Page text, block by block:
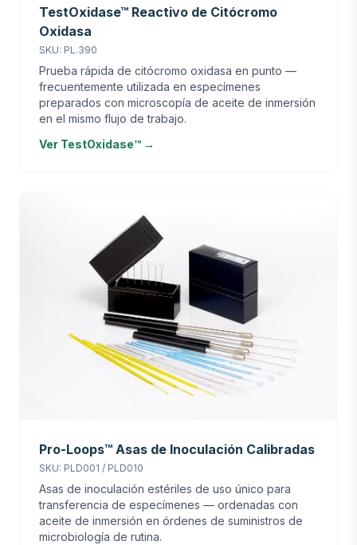
TestOxidase™ Reactivo de Citócromo
Oxidasa
SKU: PL.390
Prueba rápida de citócromo oxidasa en punto —
frecuentemente utilizada en especímenes
preparados con microscopía de aceite de inmersión
en el mismo flujo de trabajo.
Ver TestOxidase™ →
Pro-Loops™ Asas de Inoculación Calibradas
SKU: PLD001 / PLD010
Asas de inoculación estériles de uso único para
transferencia de especímenes — ordenadas con
aceite de inmersión en órdenes de suministros de
microbiología de rutina.